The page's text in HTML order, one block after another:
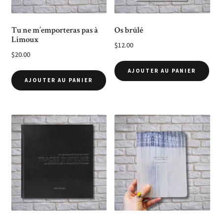
Tu ne m’emporteras pas à
Limoux
$20.00
AJOUTER AU PANIER
Os brûlé
$12.00
AJOUTER AU PANIER